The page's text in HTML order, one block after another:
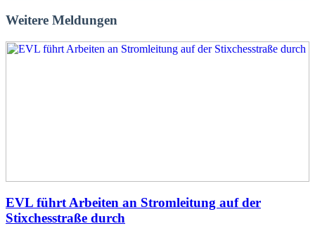
Weitere Meldungen
EVL führt Arbeiten an Stromleitung auf der
Stixchesstraße durch